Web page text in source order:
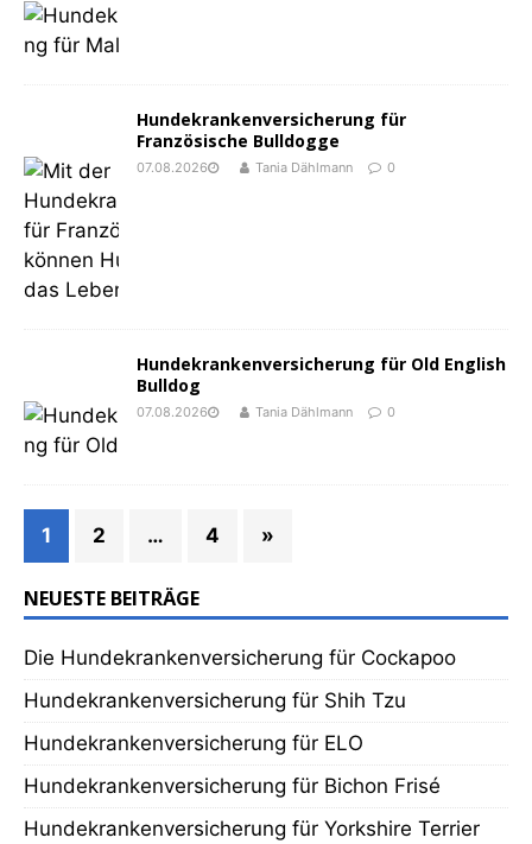
Hundekrankenversicherung für
Französische Bulldogge
07.08.2026 Tania Dählmann 0
Hundekrankenversicherung für Old English
Bulldog
07.08.2026 Tania Dählmann 0
1 2 … 4 »
NEUESTE BEITRÄGE
Die Hundekrankenversicherung für Cockapoo
Hundekrankenversicherung für Shih Tzu
Hundekrankenversicherung für ELO
Hundekrankenversicherung für Bichon Frisé
Hundekrankenversicherung für Yorkshire Terrier